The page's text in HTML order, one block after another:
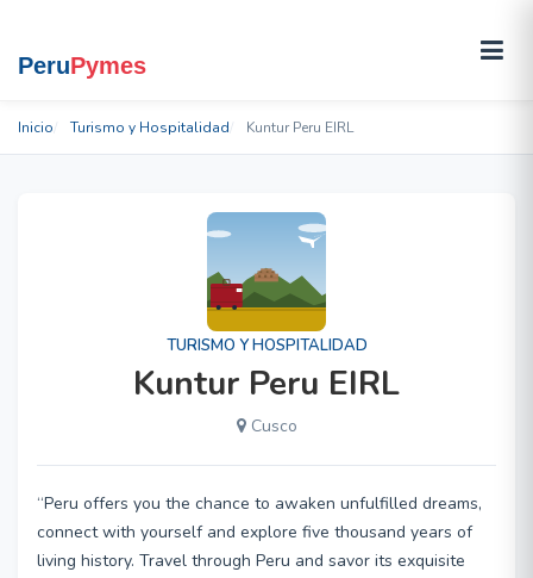
Inicio Turismo y Hospitalidad Kuntur Peru EIRL
TURISMO Y HOSPITALIDAD
Kuntur Peru EIRL
Cusco
“Peru offers you the chance to awaken unfulfilled dreams,
connect with yourself and explore five thousand years of
living history. Travel through Peru and savor its exquisite